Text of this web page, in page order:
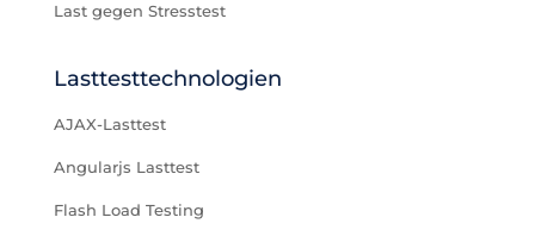
Last gegen Stresstest
Lasttesttechnologien
AJAX-Lasttest
Angularjs Lasttest
Flash Load Testing